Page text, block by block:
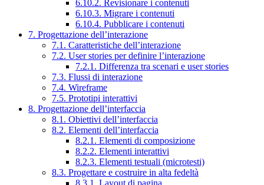
6.10.2. Revisionare i contenuti
6.10.3. Migrare i contenuti
6.10.4. Pubblicare i contenuti
7. Progettazione dell’interazione
7.1. Caratteristiche dell’interazione
7.2. User stories per definire l’interazione
7.2.1. Differenza tra scenari e user stories
7.3. Flussi di interazione
7.4. Wireframe
7.5. Prototipi interattivi
8. Progettazione dell’interfaccia
8.1. Obiettivi dell’interfaccia
8.2. Elementi dell’interfaccia
8.2.1. Elementi di composizione
8.2.2. Elementi interattivi
8.2.3. Elementi testuali (microtesti)
8.3. Progettare e costruire in alta fedeltà
8.3.1. Layout di pagina